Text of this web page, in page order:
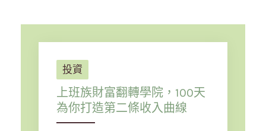
投資
上班族財富翻轉學院，100天
為你打造第二條收入曲線